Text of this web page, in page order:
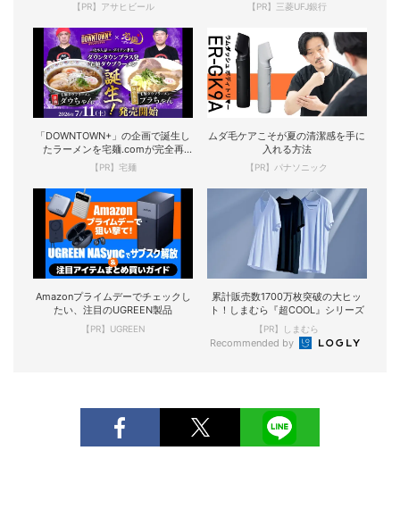
【PR】アサヒビール 【PR】三菱UFJ銀行
「DOWNTOWN+」の企画で誕生し
たラーメンを宅麺.comが完全再
現！
【PR】宅麺
ムダ毛ケアこそが夏の清潔感を手に
入れる方法
【PR】パナソニック
Amazonプライムデーでチェックし
たい、注目のUGREEN製品
【PR】UGREEN
累計販売数1700万枚突破の大ヒッ
ト！しまむら『超COOL』シリーズ
【PR】しまむら
Recommended by